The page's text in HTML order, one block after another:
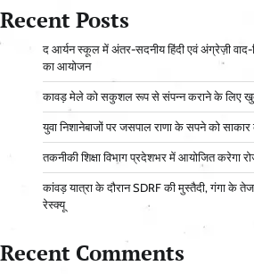
Recent Posts
द आर्यन स्कूल में अंतर-सदनीय हिंदी एवं अंग्रेज़ी वाद-
का आयोजन
कावड़ मेले को सकुशल रूप से संपन्न कराने के लिए
युवा निशानेबाजों पर जसपाल राणा के सपने को साकार
तकनीकी शिक्षा विभाग प्रदेशभर में आयोजित करेगा
कांवड़ यात्रा के दौरान SDRF की मुस्तैदी, गंगा के
रेस्क्यू
Recent Comments